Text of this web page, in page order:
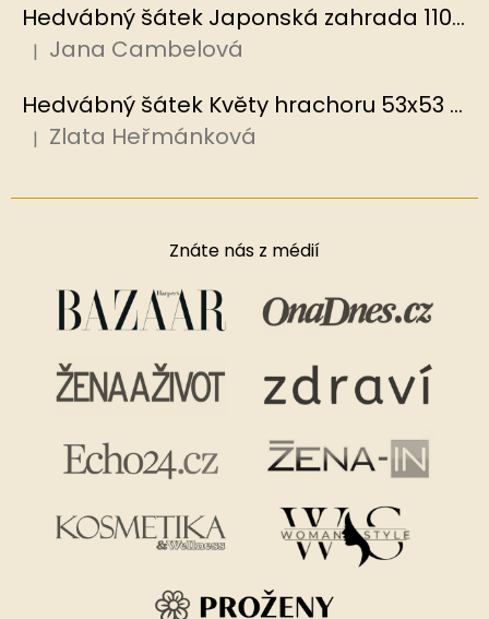
Hedvábný šátek Japonská zahrada 110x110 cm v dárkovém balení, HEDVÁBNÝ SVĚT
Hodnocení produktu je 5 z 5 hvězdiček.
| Jana Cambelová
Hedvábný šátek Květy hrachoru 53x53 cm v dárkovém balení, HEDVÁBNÝ SVĚT
Hodnocení produktu je 5 z 5 hvězdiček.
| Zlata Heřmánková
Znáte nás z médií